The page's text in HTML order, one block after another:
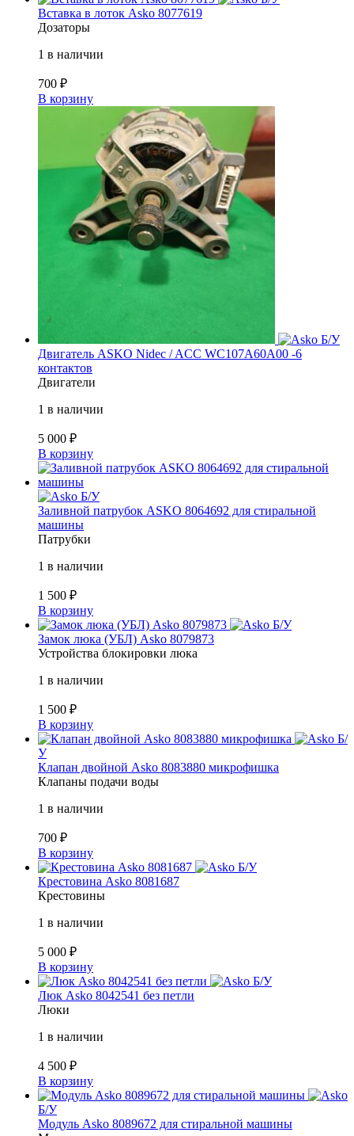
Вставка в лоток Asko 8077619
Дозаторы
1 в наличии
700 ₽
В корзину
Б/У
Двигатель ASKO Nidec / ACC WC107A60A00 -6
контактов
Двигатели
1 в наличии
5 000 ₽
В корзину
Б/У
Заливной патрубок ASKO 8064692 для стиральной
машины
Патрубки
1 в наличии
1 500 ₽
В корзину
Б/У
Замок люка (УБЛ) Asko 8079873
Устройства блокировки люка
1 в наличии
1 500 ₽
В корзину
Б/
У
Клапан двойной Asko 8083880 микрофишка
Клапаны подачи воды
1 в наличии
700 ₽
В корзину
Б/У
Крестовина Asko 8081687
Крестовины
1 в наличии
5 000 ₽
В корзину
Б/У
Люк Asko 8042541 без петли
Люки
1 в наличии
4 500 ₽
В корзину
Б/У
Модуль Asko 8089672 для стиральной машины